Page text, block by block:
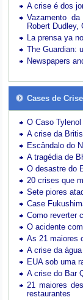
A crise é dos
Vazamento
Robert Dudley,
La prensa ya
The Guardian:
Newspapers
Cases de Crise
O Caso
A crise da
Escândalo do
A tragédia de
O desastre do
20 crises que
Sete piores
Case
Como reverter
O acidente
As 21 maiores
A crise da
EUA sob uma
A crise do Bar
21 maiores
restaurantes